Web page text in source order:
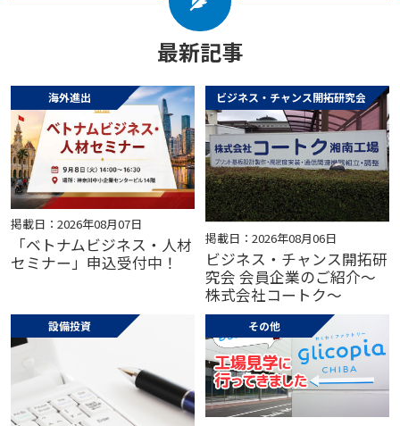
最新記事
海外進出
掲載日：2026年08月07日
「ベトナムビジネス・人材
セミナー」申込受付中！
ビジネス・チャンス開拓研究会
掲載日：2026年08月06日
ビジネス・チャンス開拓研
究会 会員企業のご紹介～
株式会社コートク～
設備投資 その他